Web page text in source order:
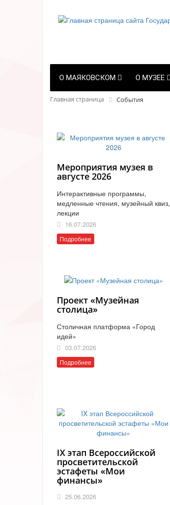
О МАЯКОВСКОМ О МУЗЕЕ
Главная страница События
Мероприятия музея в
августе 2026
Интерактивные программы,
медленные чтения, музейный квиз,
лекции
16.07.2026
Подробнее
Проект «Музейная
столица»
Столичная платформа «Город
идей»
03.07.2026
Подробнее
IX этап Всероссийской
просветительской
эстафеты «Мои
финансы»
25.06.2026